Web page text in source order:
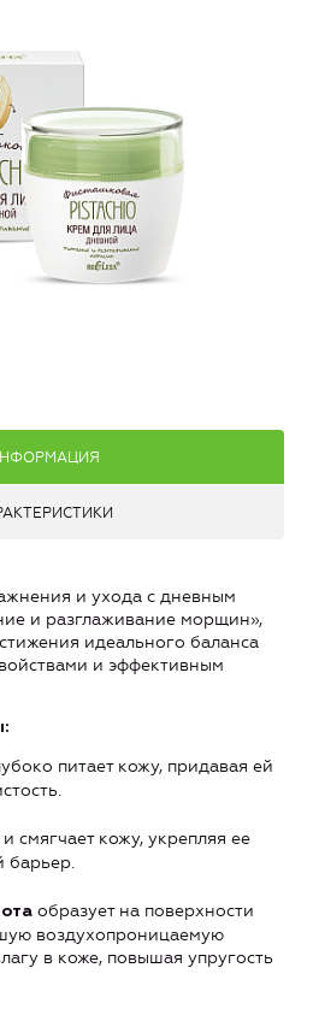
и ухода с дневным
и разглаживание морщин»,
идеального баланса
и эффективным
питает кожу, придавая ей
смягчает кожу, укрепляя ее
барьер.
образует на поверхности
воздухопроницаемую
в коже, повышая упругость